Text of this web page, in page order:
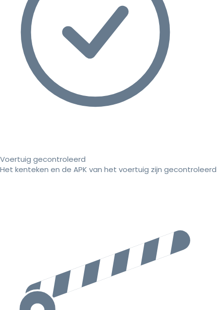
Voertuig gecontroleerd
Het kenteken en de APK van het voertuig zijn gecontroleerd